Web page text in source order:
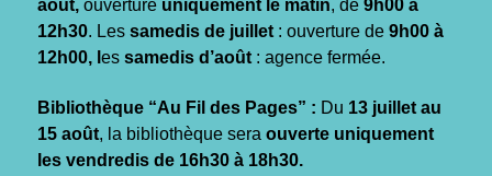
août, ouverture uniquement le matin, de 9h00 à
12h30. Les samedis de juillet : ouverture de 9h00 à
12h00, l es samedis d’août : agence fermée.
Bibliothèque “Au Fil des Pages” : Du 13 juillet au
15 août, la bibliothèque sera ouverte uniquement
les vendredis de 16h30 à 18h30.